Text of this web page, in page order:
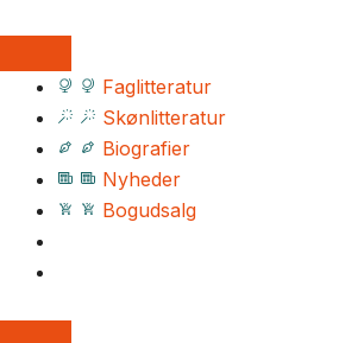
Faglitteratur
Skønlitteratur
Biografier
Nyheder
Bogudsalg